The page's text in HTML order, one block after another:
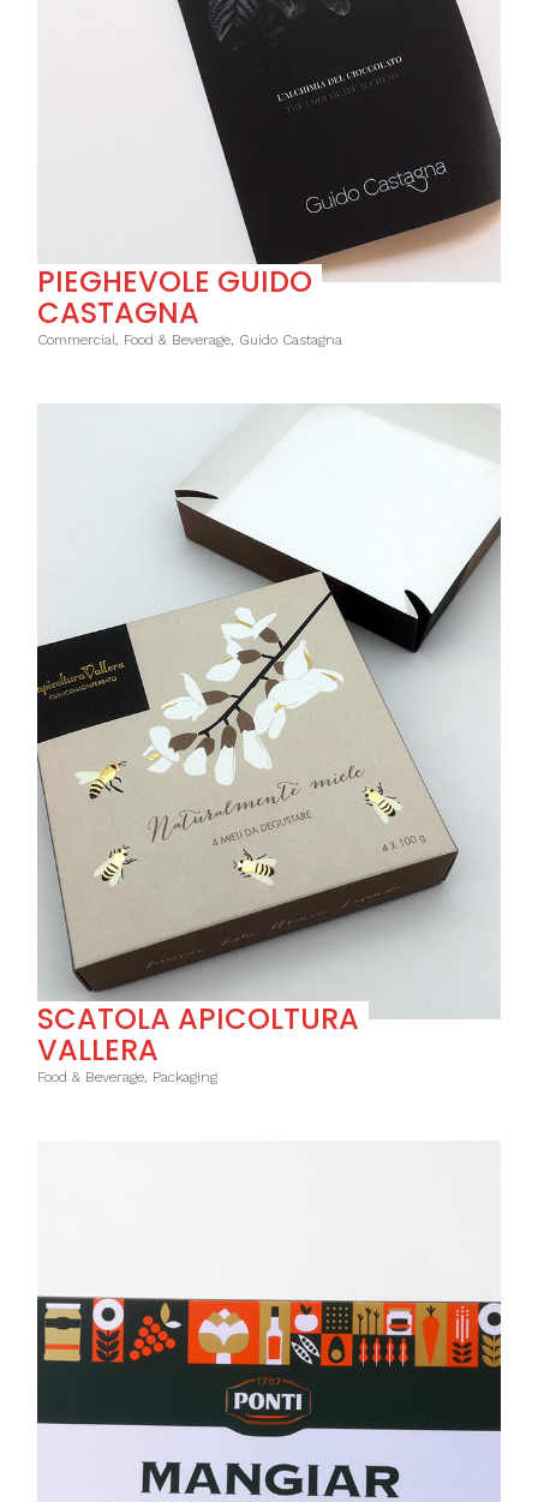
PIEGHEVOLE GUIDO
CASTAGNA
Commercial, Food & Beverage, Guido Castagna
SCATOLA APICOLTURA
VALLERA
Food & Beverage, Packaging